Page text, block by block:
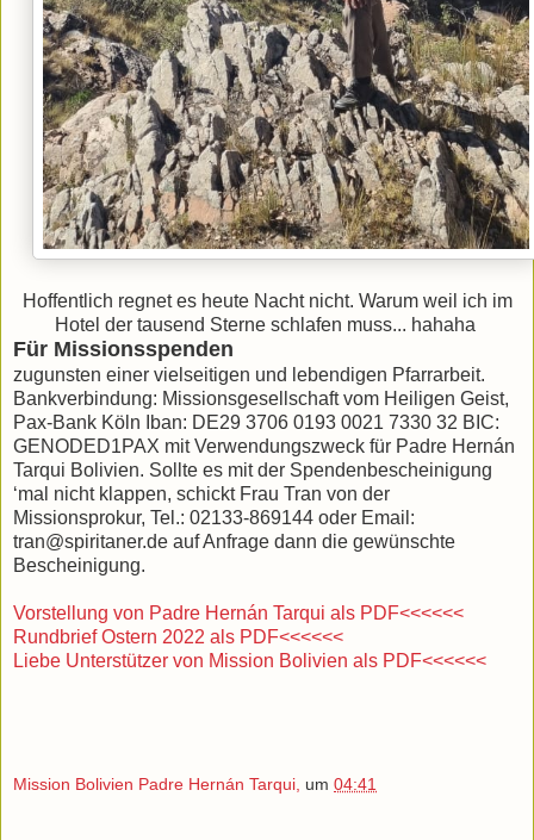
Hoffentlich regnet es heute Nacht nicht. Warum weil ich im
Hotel der tausend Sterne schlafen muss... hahaha
Für Missionsspenden
zugunsten einer vielseitigen und lebendigen Pfarrarbeit.
Bankverbindung: Missionsgesellschaft vom Heiligen Geist,
Pax-Bank Köln Iban: DE29 3706 0193 0021 7330 32 BIC:
GENODED1PAX mit Verwendungszweck für Padre Hernán
Tarqui Bolivien. Sollte es mit der Spendenbescheinigung
‘mal nicht klappen, schickt Frau Tran von der
Missionsprokur, Tel.: 02133-869144 oder Email:
tran@spiritaner.de auf Anfrage dann die gewünschte
Bescheinigung.
Vorstellung von Padre Hernán Tarqui als PDF<<<<<<
Rundbrief Ostern 2022 als PDF<<<<<<
Liebe Unterstützer von Mission Bolivien als PDF<<<<<<
Mission Bolivien Padre Hernán Tarqui, um 04:41